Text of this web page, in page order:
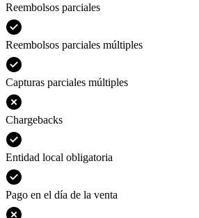
Reembolsos parciales
Reembolsos parciales múltiples
Capturas parciales múltiples
Chargebacks
Entidad local obligatoria
Pago en el día de la venta